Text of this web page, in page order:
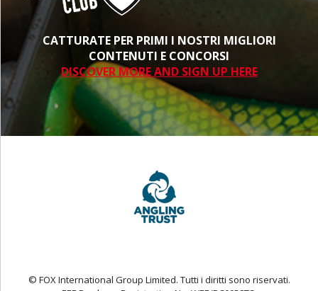
CATTURATE PER PRIMI I NOSTRI MIGLIORI
CONTENUTI E CONCORSI
DISCOVER MORE AND SIGN UP HERE
© FOX International Group Limited. Tutti i diritti sono riservati.